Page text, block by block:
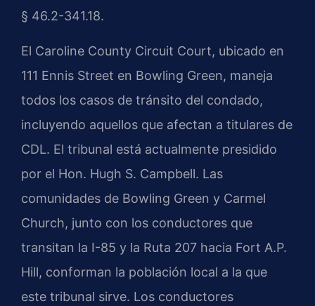
§ 46.2-341.18.
El Caroline County Circuit Court, ubicado en
111 Ennis Street en Bowling Green, maneja
todos los casos de tránsito del condado,
incluyendo aquellos que afectan a titulares de
CDL. El tribunal está actualmente presidido
por el Hon. Hugh S. Campbell. Las
comunidades de Bowling Green y Carmel
Church, junto con los conductores que
transitan la I-85 y la Ruta 207 hacia Fort A.P.
Hill, conforman la población local a la que
este tribunal sirve. Los conductores